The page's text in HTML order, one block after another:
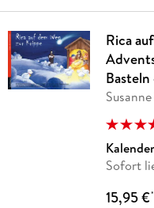
Rica
Kalender
Sofort
15,95 €*